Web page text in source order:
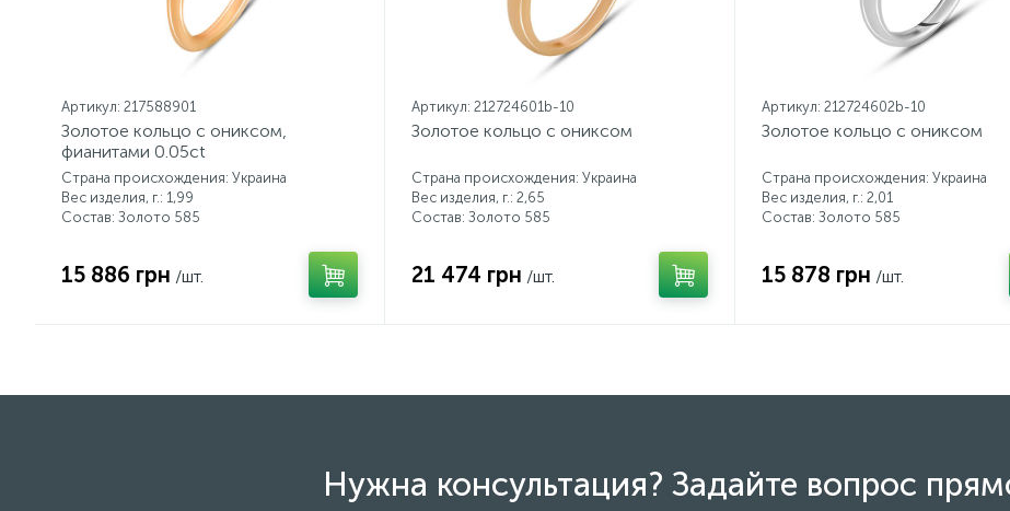
Артикул: 217588901
Золотое кольцо с ониксом,
фианитами 0.05ct
Страна происхождения: Украина
Вес изделия, г.: 1,99
Состав: Золото 585
15 886 грн /шт.
Артикул: 212724601b-10
Золотое кольцо с ониксом
Страна происхождения: Украина
Вес изделия, г.: 2,65
Состав: Золото 585
21 474 грн /шт.
Артикул: 212724602b-10
Золотое кольцо с ониксом
Страна происхождения: Украина
Вес изделия, г.: 2,01
Состав: Золото 585
15 878 грн /шт.
Нужна консультация? Задайте вопрос